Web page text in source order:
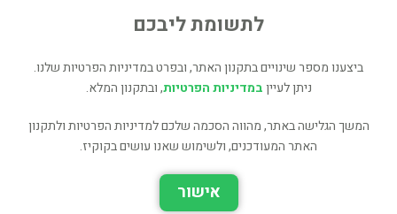
ספרים נוספים למכירה של ערן יגיל (28 כותרים)
כל הספרים בקטגוריית מחשבים ואינטרנט (673 כותרים)
בעל הספר? לחץ כאן לעריכה/הסרה
מוכר ספר זהה? לחץ כאן להוספה למאגר
לתשומת ליבכם
ביצענו מספר שינויים בתקנון האתר, ובפרט במדיניות הפרטיות שלנו.
ניתן לעייןבמדיניות הפרטיות, ובתקנון המלא.
המשך הגלישה באתר, מהווה הסכמה שלכם למדיניות הפרטיות ולתקנון
האתר המעודכנים, ולשימוש שאנו עושים בקוקיז.
אישור